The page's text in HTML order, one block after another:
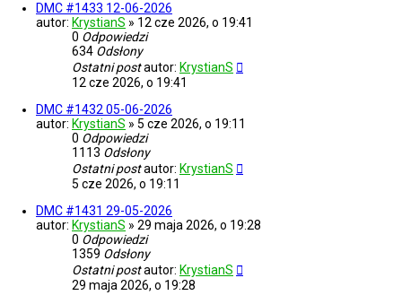
DMC #1433 12-06-2026
autor: KrystianS » 12 cze 2026, o 19:41
0 Odpowiedzi
634 Odsłony
Ostatni postautor: KrystianS
12 cze 2026, o 19:41
DMC #1432 05-06-2026
autor: KrystianS » 5 cze 2026, o 19:11
0 Odpowiedzi
1113 Odsłony
Ostatni postautor: KrystianS
5 cze 2026, o 19:11
DMC #1431 29-05-2026
autor: KrystianS » 29 maja 2026, o 19:28
0 Odpowiedzi
1359 Odsłony
Ostatni postautor: KrystianS
29 maja 2026, o 19:28